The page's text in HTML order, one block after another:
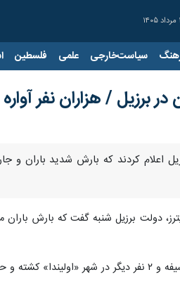
سیاست‌خارجی علمی فلسطین
برزیل / هزاران نفر